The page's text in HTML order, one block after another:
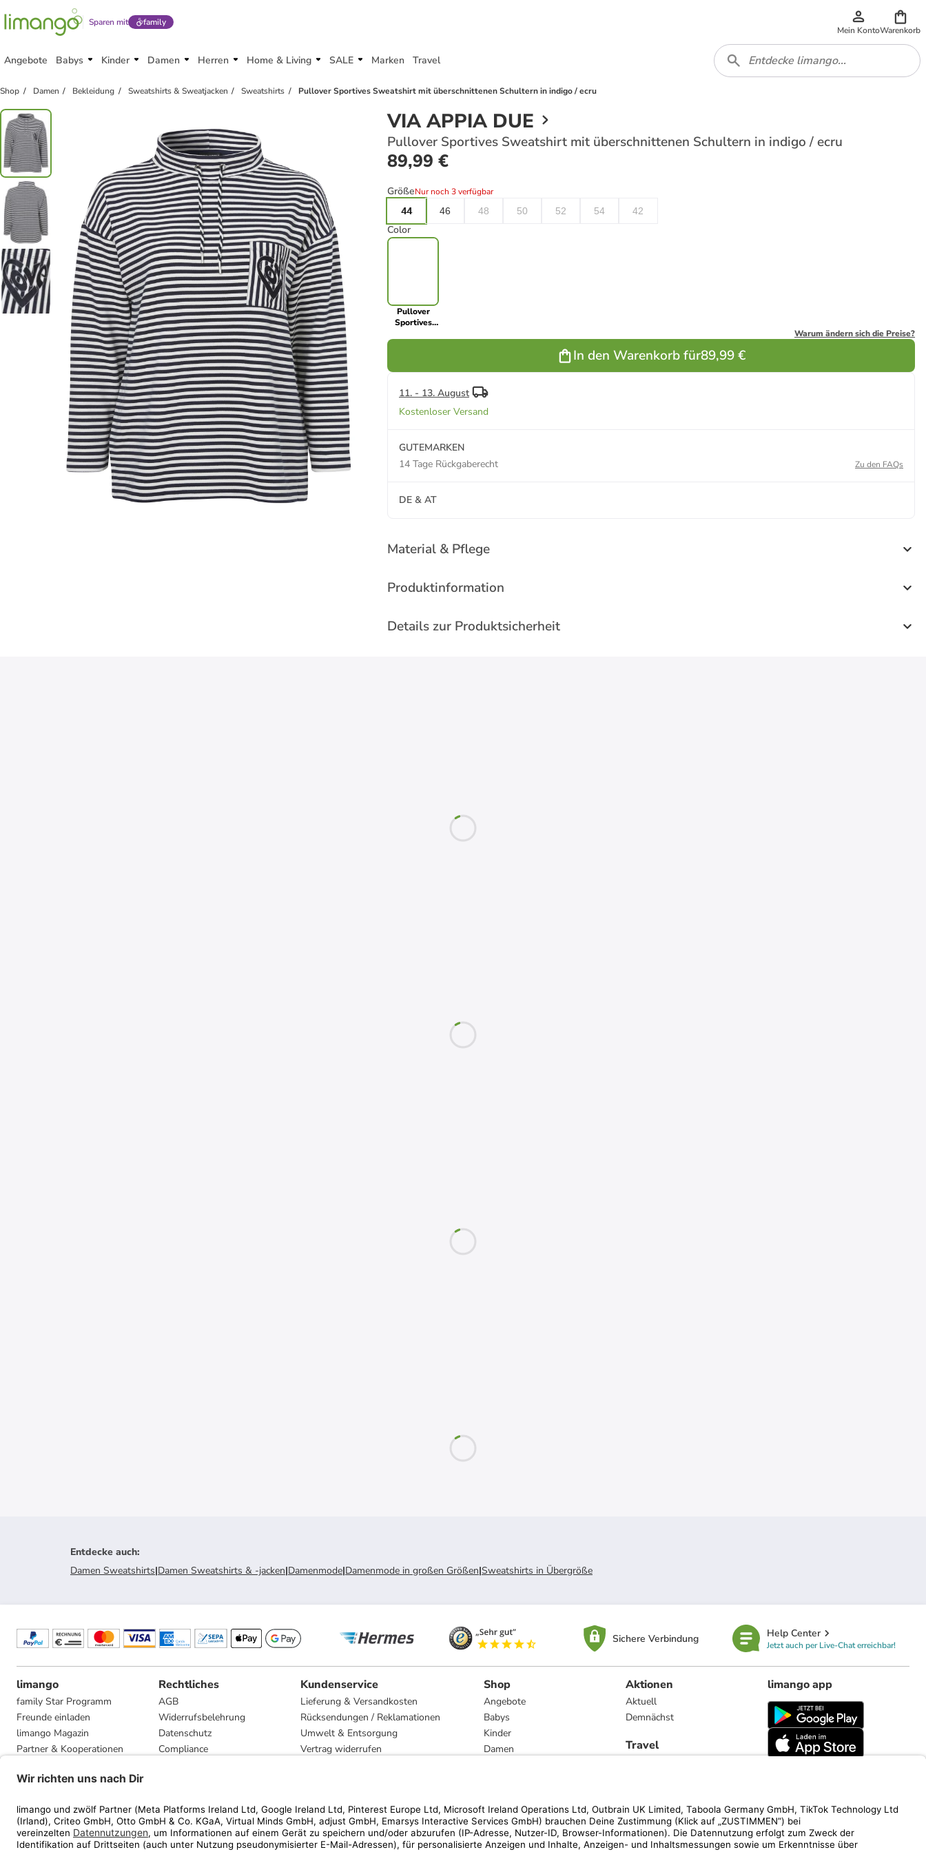
Sparen mit family
Mein KontoWarenkorb
Angebote Babys Kinder Damen Herren Home & Living SALE Marken Travel
Shop Damen Bekleidung Sweatshirts & Sweatjacken Sweatshirts Pullover Sportives Sweatshirt mit überschnittenen Schultern in indigo / ecru
VIA APPIA DUE
Pullover Sportives Sweatshirt mit überschnittenen Schultern in indigo / ecru
89,99 €
GrößeNur noch 3 verfügbar
44
46 48 50 52 54 42
Color
Pullover
Sportives
Warum ändern sich die Preise?
In den Warenkorb für89,99 €
11. - 13. August
Kostenloser Versand
GUTEMARKEN
14 Tage Rückgaberecht
Zu den FAQs
DE & AT
Material & Pflege
Produktinformation
Details zur Produktsicherheit
Entdecke auch:
Damen Sweatshirts|Damen Sweatshirts & -jacken|Damenmode|Damenmode in großen Größen|Sweatshirts in Übergröße
Sichere Verbindung Help Center
Jetzt auch per Live-Chat erreichbar!
limango
family Star Programm
Freunde einladen
limango Magazin
Partner & Kooperationen
Presse
Rechtliches
AGB
Widerrufsbelehrung
Datenschutz
Compliance
Kundenservice
Lieferung & Versandkosten
Rücksendungen / Reklamationen
Umwelt & Entsorgung
Vertrag widerrufen
Shop
Angebote
Babys
Kinder
Damen
Marken
Aktionen
Aktuell
Demnächst
Travel
limango app